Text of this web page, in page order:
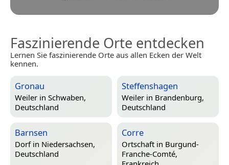
Faszinierende Orte entdecken
Lernen Sie faszinierende Orte aus allen Ecken der Welt
kennen.
Gronau
Weiler in Schwaben,
Deutschland
Steffenshagen
Weiler in Brandenburg,
Deutschland
Barnsen
Dorf in Niedersachsen,
Deutschland
Corre
Ortschaft in Burgund-
Franche-Comté,